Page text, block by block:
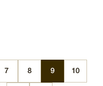
Pàgina
7 Pàgina
8 Pàgina
9 Pàgina
10